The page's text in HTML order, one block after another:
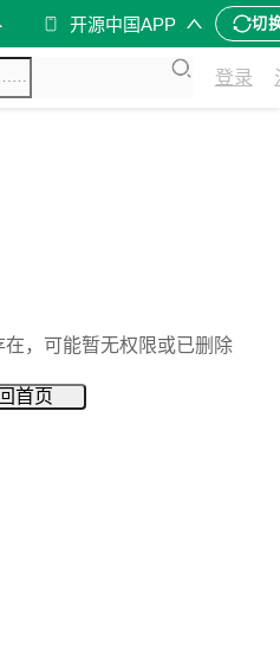
开源中国APP 切
登录
，可能暂无权限或已删除
首页